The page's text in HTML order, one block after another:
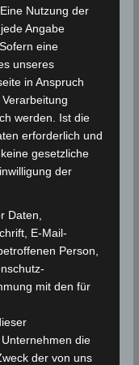
Nutzung der
Angabe
eine
unseres
in Anspruch
werden. Ist die
erforderlich und
gesetzliche
der
Daten,
E-Mail-
Person,
mit den für
die
der von uns